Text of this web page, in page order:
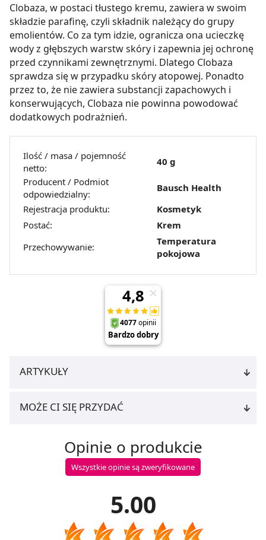
Clobaza, w postaci tłustego kremu, zawiera w swoim
składzie parafinę, czyli składnik należący do grupy
emolientów. Co za tym idzie, ogranicza ona ucieczkę
wody z głębszych warstw skóry i zapewnia jej ochronę
przed czynnikami zewnętrznymi. Dlatego Clobaza
sprawdza się w przypadku skóry atopowej. Ponadto
przez to, że nie zawiera substancji zapachowych i
konserwujących, Clobaza nie powinna powodować
dodatkowych podrażnień.
Ilość / masa / pojemność
netto:
40 g
Producent / Podmiot
odpowiedzialny:
Bausch Health
Rejestracja produktu:
Kosmetyk
Postać:
Krem
Przechowywanie:
Temperatura
pokojowa
ARTYKUŁY
MOŻE CI SIĘ PRZYDAĆ
Opinie o produkcie
Wszystkie opinie są zweryfikowane
5.00